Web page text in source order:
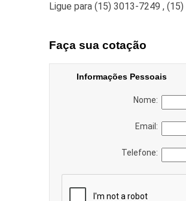
Ligue para (15) 3013-7249 ,
Faça sua cotação
Informações Pessoais
Nome:
Email:
Telefone: